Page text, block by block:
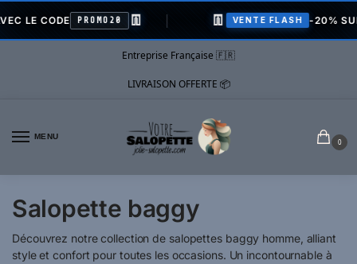
CODE PROMO20 👖 VENTE FLASH -20% SUR
Entreprise Française 🇫🇷
LIVRAISON OFFERTE 📦
MENU
0
Salopette baggy
Découvrez notre collection de salopettes baggy homme, alliant
style et confort pour toutes les occasions. Un incontournable à